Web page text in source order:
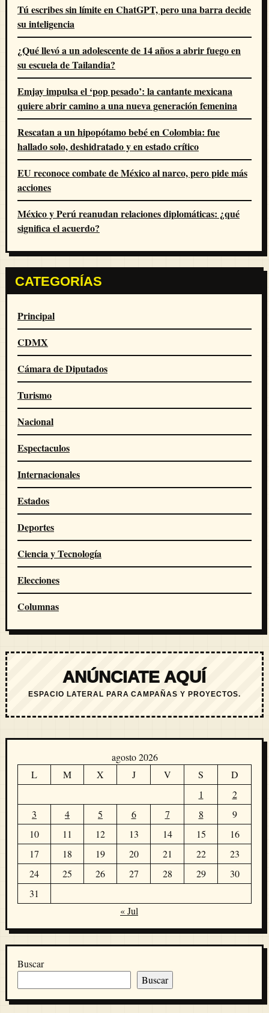
Tú escribes sin límite en ChatGPT, pero una barra decide
su inteligencia
¿Qué llevó a un adolescente de 14 años a abrir fuego en
su escuela de Tailandia?
Emjay impulsa el ‘pop pesado’: la cantante mexicana
quiere abrir camino a una nueva generación femenina
Rescatan a un hipopótamo bebé en Colombia: fue
hallado solo, deshidratado y en estado crítico
EU reconoce combate de México al narco, pero pide más
acciones
México y Perú reanudan relaciones diplomáticas: ¿qué
significa el acuerdo?
CATEGORÍAS
Principal
CDMX
Cámara de Diputados
Turismo
Nacional
Espectaculos
Internacionales
Estados
Deportes
Ciencia y Tecnología
Elecciones
Columnas
ANÚNCIATE AQUÍ
ESPACIO LATERAL PARA CAMPAÑAS Y PROYECTOS.
agosto 2026
L
M X J V S
D
1
2
3
4 5 6 7 8
9
10
11 12 13 14 15
16
17
18 19 20 21 22
23
24
25 26 27 28 29
30
31
« Jul
Buscar
Buscar